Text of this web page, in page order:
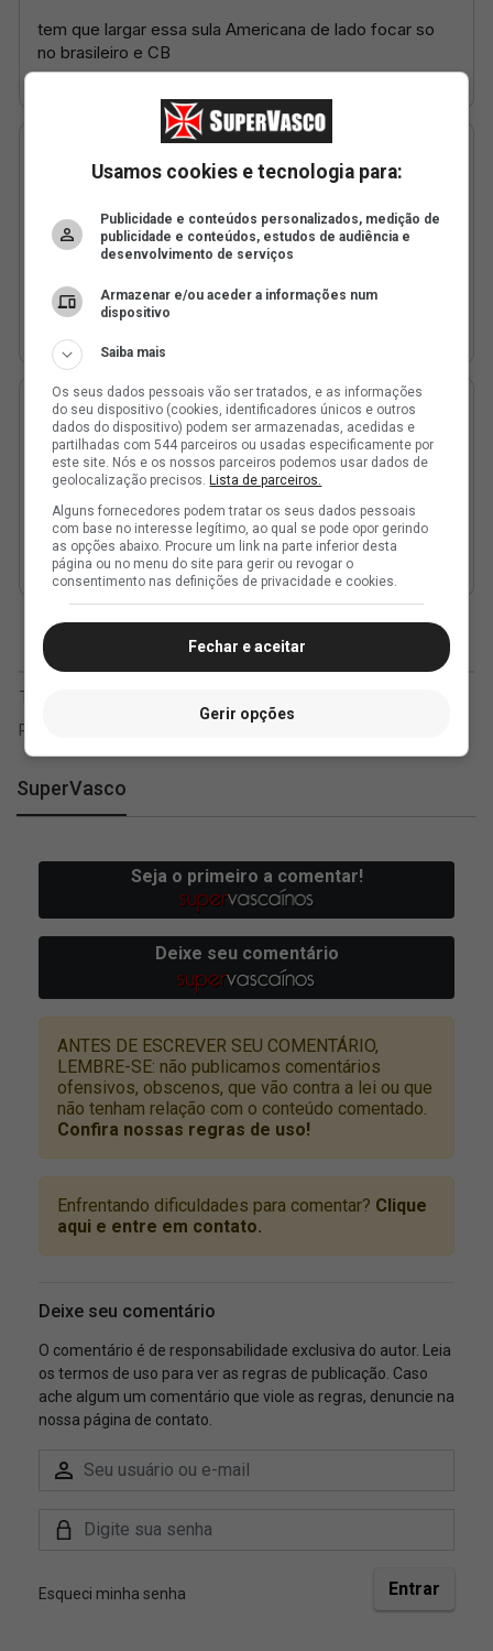
SuperVasco
Usamos cookies e tecnologia para:
Publicidade e conteúdos personalizados, medição de
publicidade e conteúdos, estudos de audiência e
desenvolvimento de serviços
Armazenar e/ou aceder a informações num
dispositivo
Saiba mais
Os seus dados pessoais vão ser tratados, e as informações
do seu dispositivo (cookies, identificadores únicos e outros
dados do dispositivo) podem ser armazenadas, acedidas e
partilhadas com 544 parceiros ou usadas especificamente por
este site. Nós e os nossos parceiros podemos usar dados de
geolocalização precisos. Lista de parceiros.
Alguns fornecedores podem tratar os seus dados pessoais
com base no interesse legítimo, ao qual se pode opor gerindo
as opções abaixo. Procure um link na parte inferior desta
página ou no menu do site para gerir ou revogar o
consentimento nas definições de privacidade e cookies.
Fechar e aceitar
Gerir opções